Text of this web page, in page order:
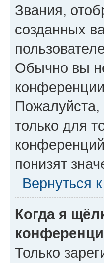
Звания,
созданных
Обычно вы
только для
понизят
Вернуться
Когда я
Только